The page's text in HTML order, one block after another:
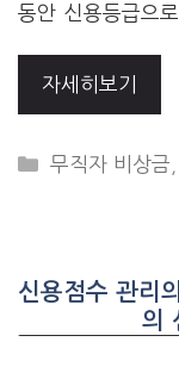
동안 신용등급으
자세히보기
CATEGORIES
무직자 비상금
신용점수 관리
의